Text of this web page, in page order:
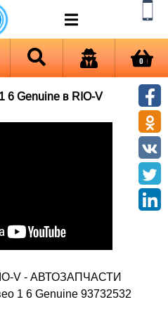
0
6 Genuine в RIO-V
V - АВТОЗАПЧАСТИ
1 6 Genuine 93732532